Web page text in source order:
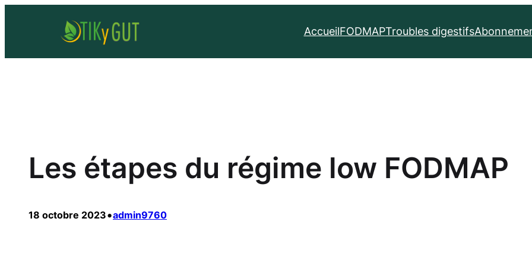
AccueilFODMAPTroubles digestifs
Les étapes du régime low FODMAP
18 octobre 2023•admin9760